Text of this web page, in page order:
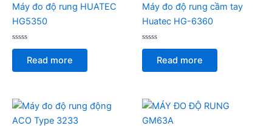
Máy đo độ rung HUATEC
HG5350
Rated
of
Read more
Máy đo độ rung cầm tay
Huatec HG-6360
Rated
of
Read more